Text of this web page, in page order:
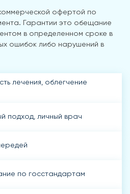
офертой по
Гарантии это обещание
в определенном сроке в
ошибок либо нарушений в
лечения, облегчение
подход, личный врач
по госстандартам